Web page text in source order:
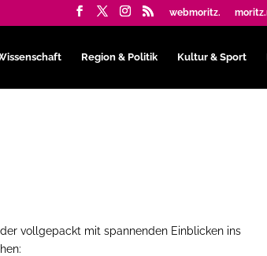
webmoritz.
Region & Politik Kultur & Sport
vollgepackt mit spannenden Einblicken ins